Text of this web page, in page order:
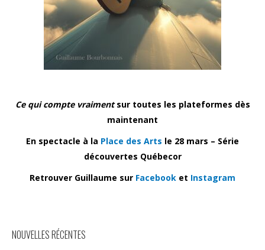
Ce qui compte vraimentsur toutes les plateformes dès
maintenant
En spectacle à la Place des Arts le 28 mars – Série
découvertes Québecor
Retrouver Guillaume sur Facebook et Instagram
NOUVELLES RÉCENTES